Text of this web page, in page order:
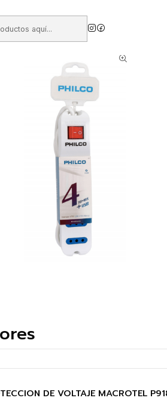
DE VOLTAJE MACROTEL